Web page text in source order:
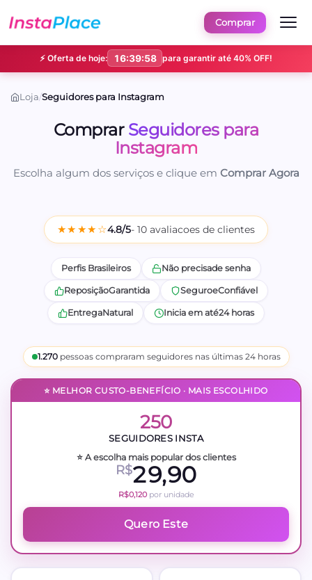
Comprar
⚡ Oferta de hoje: 16:39:57 para garantir até 40% OFF!
Loja/Seguidores para Instagram
Comprar Seguidores para
Instagram
Escolha algum dos serviços e clique em Comprar Agora
★★★★☆4.8/5- 10 avaliacoes de clientes
Perfis Brasileiros Não precisade senha
ReposiçãoGarantida SeguroeConfiável
EntregaNatural Inicia em até24 horas
1.270pessoas compraram seguidores nas últimas 24 horas
⭐ MELHOR CUSTO-BENEFÍCIO · MAIS ESCOLHIDO
250
SEGUIDORES INSTA
⭐ A escolha mais popular dos clientes
R$29,90
R$0,120por unidade
Quero Este